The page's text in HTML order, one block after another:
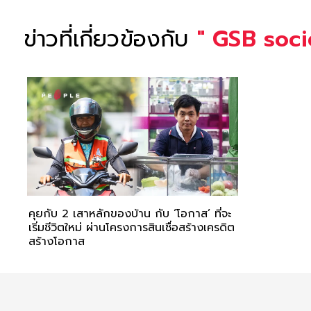
ข่าวที่เกี่ยวข้องกับ " GSB
คุยกับ 2 เสาหลักของบ้าน กับ ‘โอกาส’ ที่จะ
เริ่มชีวิตใหม่ ผ่านโครงการสินเชื่อสร้างเครดิต
สร้างโอกาส